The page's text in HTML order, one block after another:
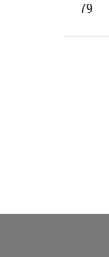
79